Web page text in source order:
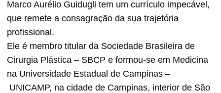
Marco Aurélio Guidugli tem um currículo impecável,
que remete a consagração da sua trajetória
profissional.
Ele é membro titular da Sociedade Brasileira de
Cirurgia Plástica – SBCP e formou-se em Medicina
na Universidade Estadual de Campinas –
UNICAMP, na cidade de Campinas, interior de São